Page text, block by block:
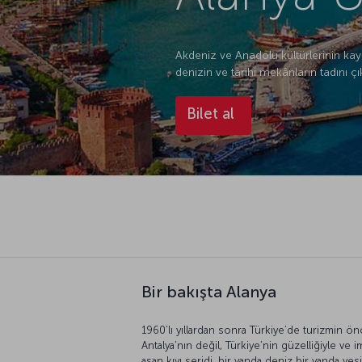
Akdeniz ve Anadolu kültürlerinin
denizin ve tarihi mekânların tadını
Bilet al
Bir bakışta Alanya
1960’lı yıllardan sonra Türkiye’de turizmin
Antalya’nın değil, Türkiye’nin güzelliğiyle ve